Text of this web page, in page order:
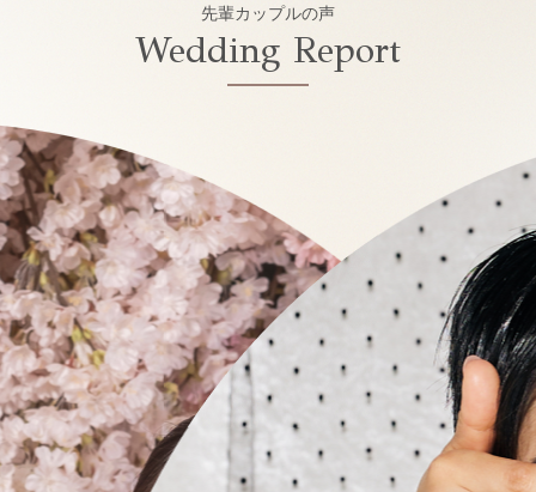
先輩カップルの声
Wedding Report